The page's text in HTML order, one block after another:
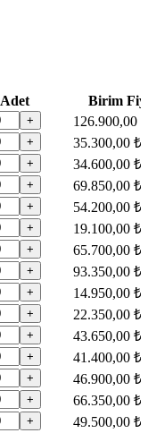
Adet
Birim
+
126.900,00 ₺
+
35.300,00 ₺
+
34.600,00 ₺
+
69.850,00 ₺
+
54.200,00 ₺
+
19.100,00 ₺
+
65.700,00 ₺
+
93.350,00 ₺
+
14.950,00 ₺
+
22.350,00 ₺
+
43.650,00 ₺
+
41.400,00 ₺
+
46.900,00 ₺
+
66.350,00 ₺
+
49.500,00 ₺